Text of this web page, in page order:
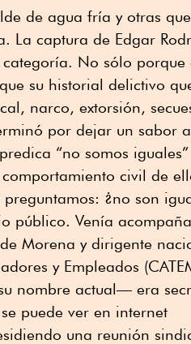
de agua fría y otras
La captura de Edgar
No sólo porque
su historial delictivo
narco, extorsión,
por dejar un sabor
“no somos
civil de
¿no son
público. Venía
Morena y dirigente
y Empleados
nombre actual— era
puede ver en internet
una reunión